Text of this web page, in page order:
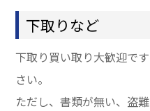
下取りなど
下取り買い取り大歓迎で
さい。
ただし、書類が無い、盗